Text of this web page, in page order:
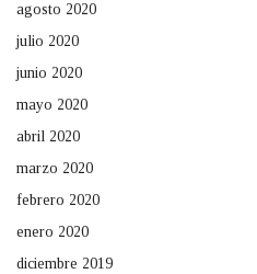
agosto 2020
julio 2020
junio 2020
mayo 2020
abril 2020
marzo 2020
febrero 2020
enero 2020
diciembre 2019